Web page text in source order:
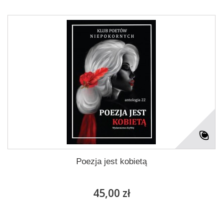
Poezja jest kobietą
45,00 zł